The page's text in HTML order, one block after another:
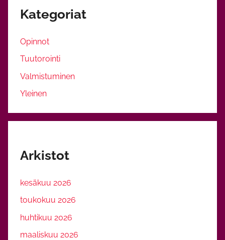
Kategoriat
Opinnot
Tuutorointi
Valmistuminen
Yleinen
Arkistot
kesäkuu 2026
toukokuu 2026
huhtikuu 2026
maaliskuu 2026